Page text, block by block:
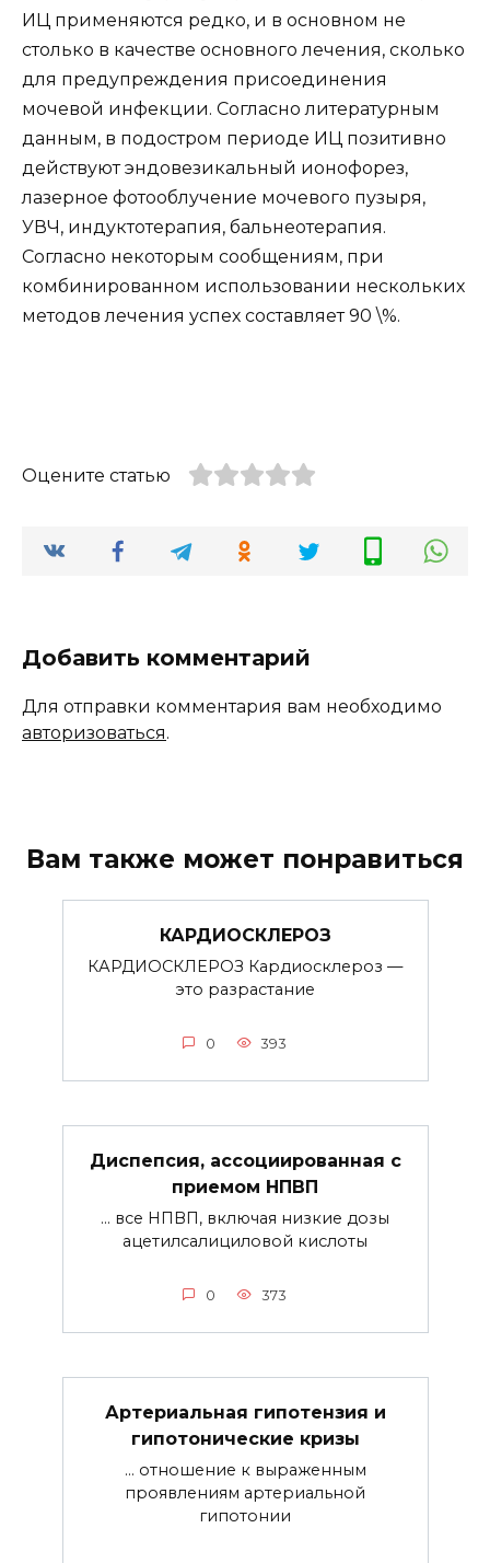
ИЦ применяются редко, и в основном не
столько в качестве основного лечения, сколько
для предупреждения присоединения
мочевой инфекции. Согласно литературным
данным, в подостром периоде ИЦ позитивно
действуют эндовезикальный ионофорез,
лазерное фотооблучение мочевого пузыря,
УВЧ, индуктотерапия, бальнеотерапия.
Согласно некоторым сообщениям, при
комбинированном использовании нескольких
методов лечения успех составляет 90 \%.
Оцените статью
Добавить комментарий
Для отправки комментария вам необходимо
авторизоваться.
Вам также может понравиться
КАРДИОСКЛЕРОЗ
КАРДИОСКЛЕРОЗ Кардиосклероз —
это разрастание
0 393
Диспепсия, ассоциированная с
приемом НПВП
… все НПВП, включая низкие дозы
ацетилсалициловой кислоты
0 373
Артериальная гипотензия и
гипотонические кризы
… отношение к выраженным
проявлениям артериальной
гипотонии